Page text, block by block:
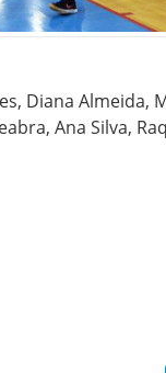
Diana Almeida,
Ana Silva,